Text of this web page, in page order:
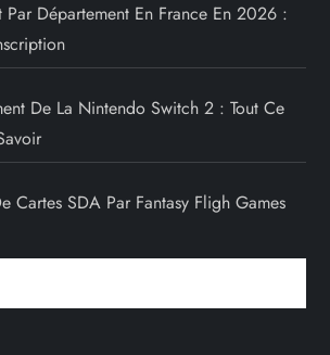
Par Département En France En 2026 :
De La Nintendo Switch 2 : Tout Ce
Cartes SDA Par Fantasy Fligh Games